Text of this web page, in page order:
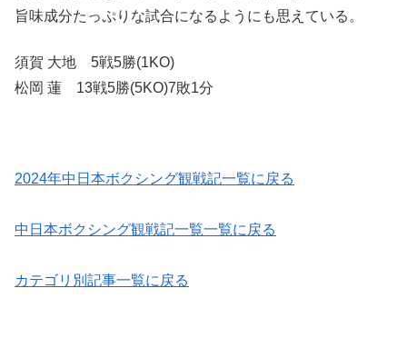
旨味成分たっぷりな試合になるようにも思えている。
須賀 大地 5戦5勝(1KO)
松岡 蓮 13戦5勝(5KO)7敗1分
2024年中日本ボクシング観戦記一覧に戻る
中日本ボクシング観戦記一覧一覧に戻る
カテゴリ別記事一覧に戻る